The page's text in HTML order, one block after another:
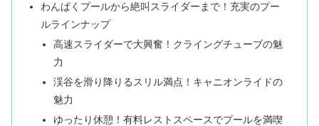
わんぱくプールから絶叫スライダーまで！充実のプー
ルラインナップ
高速スライダーで大興奮！クライングチューブの魅
力
渓谷を滑り降りるスリル満点！キャニオンライドの
魅力
ゆったり休憩！有料レストスペースでプールを満喫